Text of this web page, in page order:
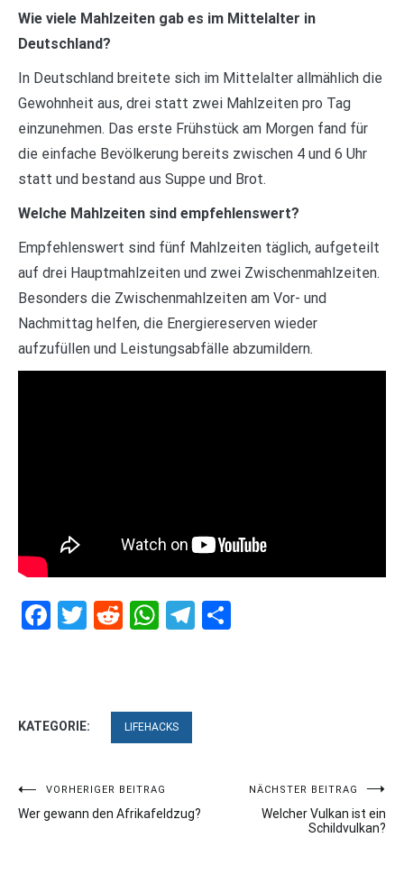
Wie viele Mahlzeiten gab es im Mittelalter in
Deutschland?
In Deutschland breitete sich im Mittelalter allmählich die
Gewohnheit aus, drei statt zwei Mahlzeiten pro Tag
einzunehmen. Das erste Frühstück am Morgen fand für
die einfache Bevölkerung bereits zwischen 4 und 6 Uhr
statt und bestand aus Suppe und Brot.
Welche Mahlzeiten sind empfehlenswert?
Empfehlenswert sind fünf Mahlzeiten täglich, aufgeteilt
auf drei Hauptmahlzeiten und zwei Zwischenmahlzeiten.
Besonders die Zwischenmahlzeiten am Vor- und
Nachmittag helfen, die Energiereserven wieder
aufzufüllen und Leistungsabfälle abzumildern.
Facebook
Twitter
RedditWhatsApp
Telegram
KATEGORIE: LIFEHACKS
Beitragsnavigation
VORHERIGER BEITRAG
Wer gewann den Afrikafeldzug?
NÄCHSTER BEITRAG
Welcher Vulkan ist ein
Schildvulkan?